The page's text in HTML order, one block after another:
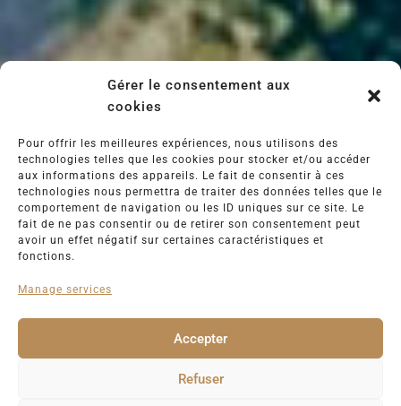
Gérer le consentement aux
cookies
Pour offrir les meilleures expériences, nous utilisons des
technologies telles que les cookies pour stocker et/ou accéder
aux informations des appareils. Le fait de consentir à ces
technologies nous permettra de traiter des données telles que le
comportement de navigation ou les ID uniques sur ce site. Le
fait de ne pas consentir ou de retirer son consentement peut
avoir un effet négatif sur certaines caractéristiques et
fonctions.
Manage services
Accepter
Refuser